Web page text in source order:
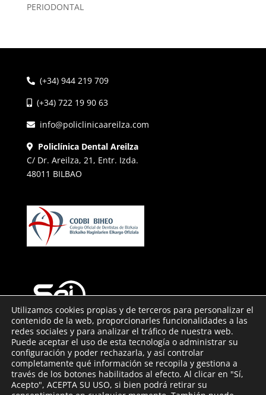
PERIODONTAL
(+34) 944 219 709
(+34) 722 19 90 63
info@policlinicaareilza.com
Policlínica Dental Areilza
C/ Dr. Areilza, 21, Entr. Izda.
48011 BILBAO
Contacto
Aviso Legal
Utilizamos cookies propias y de terceros para personalizar el
contenido de la web, proporcionarles funcionalidades a las
redes sociales y para analizar el tráfico de nuestra web.
Puede aceptar el uso de esta tecnología o administrar su
configuración y poder rechazarla, y así controlar
completamente qué información se recopila y gestiona a
través de los botones habilitados al efecto. Al clicar en "Sí,
Acepto", ACEPTA SU USO, si bien podrá retirar su